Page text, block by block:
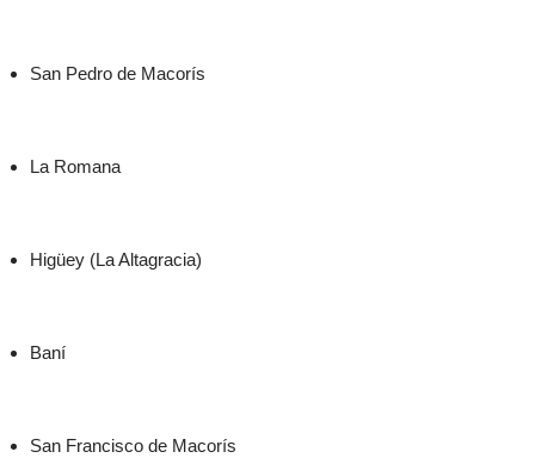
San Pedro de Macorís
La Romana
Higüey (La Altagracia)
Baní
San Francisco de Macorís